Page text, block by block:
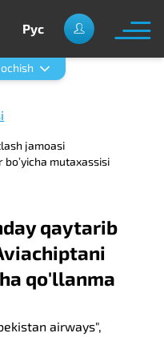
Рус
jamoasi
mutaxassisi
qaytarib
qo'llanma
airways",